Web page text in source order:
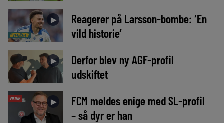
INTERVIEW
►
Reagerer på Larsson-bombe: ‘En
vild historie’
►
Derfor blev ny AGF-profil
udskiftet
MEDIE ►
FCM meldes enige med SL-profil
– så dyr er han